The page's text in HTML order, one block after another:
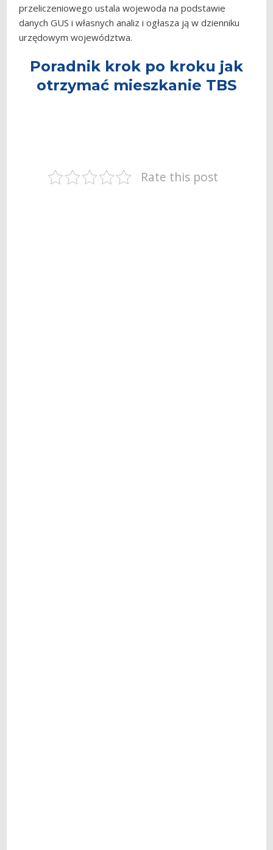
przeliczeniowego ustala wojewoda na podstawie
danych GUS i własnych analiz i ogłasza ją w dzienniku
urzędowym województwa.
Poradnik krok po kroku jak
otrzymać mieszkanie TBS
Rate this post